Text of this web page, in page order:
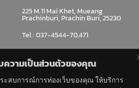
ความเป็นส่วนตัวของคุณ
ะสบการณ์การท่องเว็บของคุณ ให้บริการ
225 M.11 Mai Khet, Mueang
Prachinburi, Prachin Buri, 25230
Tel : 037-4544-70,471